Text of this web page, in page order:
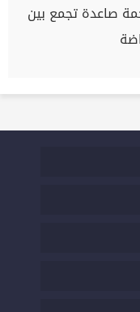
صاعدة تجمع بين